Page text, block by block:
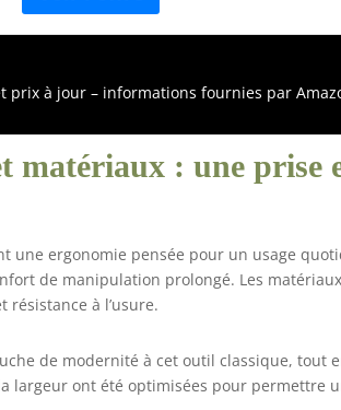
s'adapter aux borniers serrés La et la lame
d'isolation de 1000 volts et respectent ou
électriques. s rembourrées pour plus de
prix à jour – informations fournies par
matériaux : une prise
une ergonomie pensée pour un usage
de manipulation prolongé. Les
à l’usure.
de modernité à cet outil classique, tout
largeur ont été optimisées pour permettre